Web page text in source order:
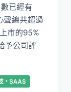
已經有
聲總共超過
市的95%
予公司評
・SAAS